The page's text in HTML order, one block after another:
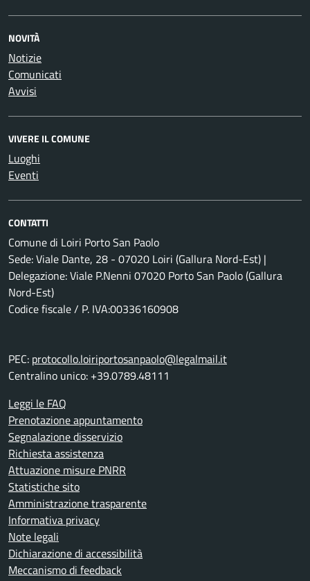
NOVITÀ
Notizie
Comunicati
Avvisi
VIVERE IL COMUNE
Luoghi
Eventi
CONTATTI
Comune di Loiri Porto San Paolo
Sede: Viale Dante, 28 - 07020 Loiri (Gallura Nord-Est) |
Delegazione: Viale P.Nenni 07020 Porto San Paolo (Gallura
Nord-Est)
Codice fiscale / P. IVA:00336160908
PEC: protocollo.loiriportosanpaolo@legalmail.it
Centralino unico: +39.0789.48111
Leggi le FAQ
Prenotazione appuntamento
Segnalazione disservizio
Richiesta assistenza
Attuazione misure PNRR
Statistiche sito
Amministrazione trasparente
Informativa privacy
Note legali
Dichiarazione di accessibilità
Meccanismo di feedback